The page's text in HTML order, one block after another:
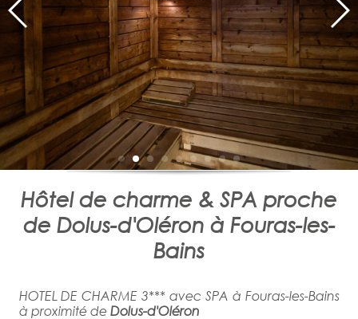
Hôtel de charme & SPA proche
de Dolus-d'Oléron à Fouras-les-
Bains
HOTEL DE CHARME 3*** avec SPA à Fouras-les-Bains
à proximité de Dolus-d'Oléron